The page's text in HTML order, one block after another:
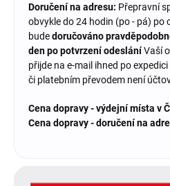
Doručení na adresu: Přepravní
obvykle do 24 hodin (po - pá) po
budedoručováno
den po potvrzení odesláníVaší
přijde na e-mail ihned po
či platebním převodem není
Cena dopravy - výdejní místa v
Cena dopravy - doručení na